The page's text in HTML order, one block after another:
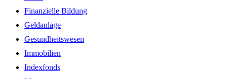
Finanzielle Bildung
Geldanlage
Gesundheitswesen
Immobilien
Indexfonds